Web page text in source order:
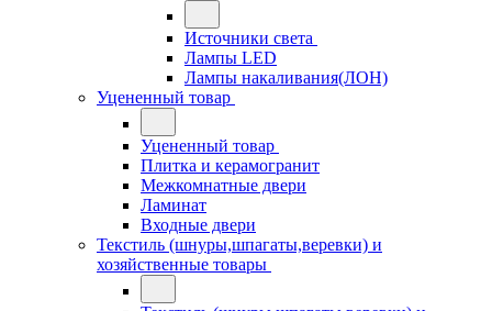
Источники света
Лампы LED
Лампы накаливания(ЛОН)
Уцененный товар
Уцененный товар
Плитка и керамогранит
Межкомнатные двери
Ламинат
Входные двери
Текстиль (шнуры,шпагаты,веревки) и
хозяйственные товары